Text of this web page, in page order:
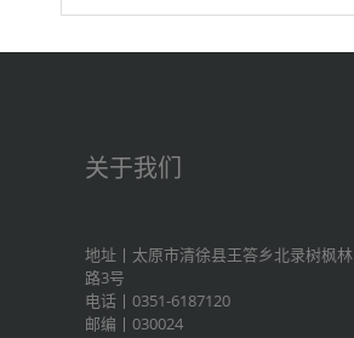
关于我们
地址丨太原市清徐县王答乡北录树枫林
路3号
电话丨0351-6187120
邮编丨030024